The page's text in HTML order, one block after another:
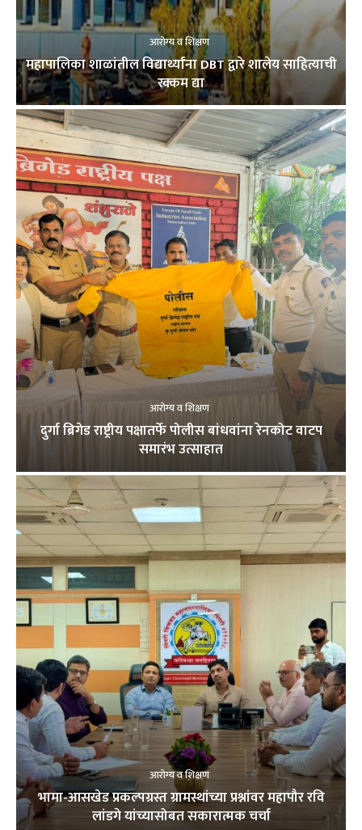
आरोग्य व शिक्षण
महापालिका शाळांतील विद्यार्थ्यांना DBT द्वारे शालेय साहित्याची
रक्कम द्या
आरोग्य व शिक्षण
दुर्गा ब्रिगेड राष्ट्रीय पक्षातर्फे पोलीस बांधवांना रेनकोट वाटप
समारंभ उत्साहात
आरोग्य व शिक्षण
भामा-आसखेड प्रकल्पग्रस्त ग्रामस्थांच्या प्रश्नांवर महापौर रवि
लांडगे यांच्यासोबत सकारात्मक चर्चा